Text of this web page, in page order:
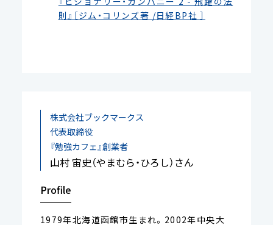
則』［ジム・コリンズ著 /日経BP社 ］
株式会社ブックマークス
代表取締役
『勉強カフェ』創業者
山村 宙史（やまむら・ひろし）さん
Profile
1979年北海道函館市生まれ。2002年中央大